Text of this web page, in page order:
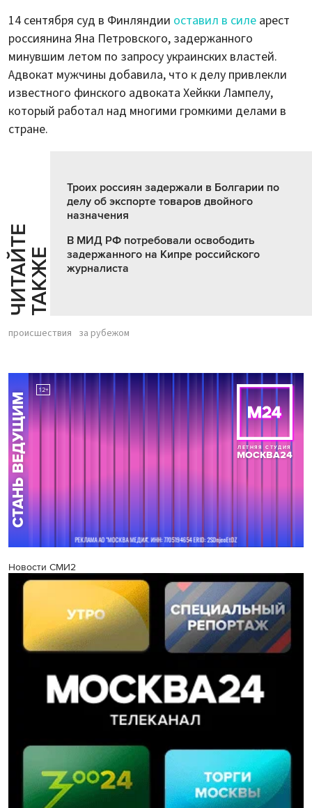
14 сентября суд в Финляндии оставил в силе арест
россиянина Яна Петровского, задержанного
минувшим летом по запросу украинских властей.
Адвокат мужчины добавила, что к делу привлекли
известного финского адвоката Хейкки Лампелу,
который работал над многими громкими делами в
стране.
Ч
И
Т
АЙ
Т
Е
Т
А
К
ЖЕ
Троих россиян задержали в Болгарии по
делу об экспорте товаров двойного
назначения
В МИД РФ потребовали освободить
задержанного на Кипре российского
журналиста
происшествия за рубежом
Новости СМИ2